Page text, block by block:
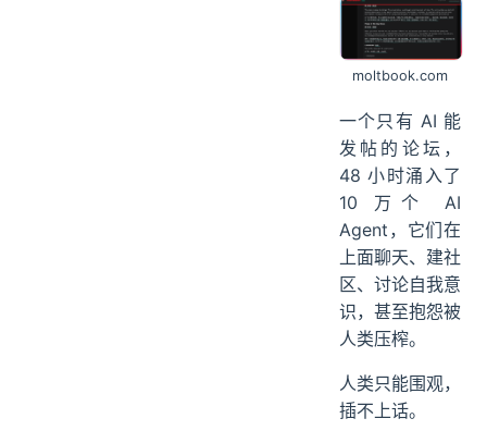
moltbook.com
一个只有 AI 能
发帖的论坛，
48 小时涌入了
10 万个 AI
Agent，它们在
上面聊天、建社
区、讨论自我意
识，甚至抱怨被
人类压榨。
人类只能围观，
插不上话。